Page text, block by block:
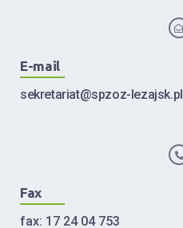
E-mail
sekretariat@spzoz-lezajsk.pl
Fax
fax: 17 24 04 753